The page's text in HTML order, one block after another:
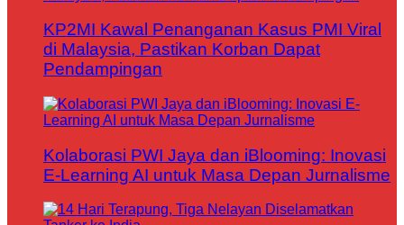
KP2MI Kawal Penanganan Kasus PMI Viral
di Malaysia, Pastikan Korban Dapat
Pendampingan
Kolaborasi PWI Jaya dan iBlooming: Inovasi
E-Learning AI untuk Masa Depan Jurnalisme